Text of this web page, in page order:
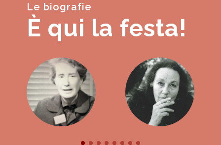
Le biografie
È qui la festa!